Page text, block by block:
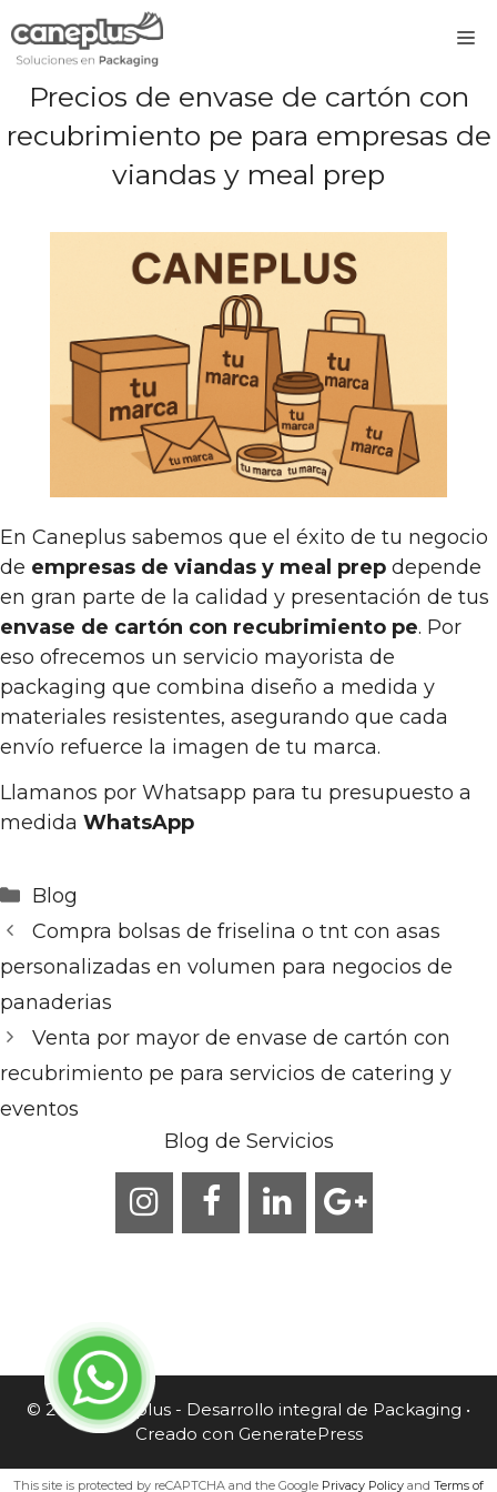
al
Precios de envase de cartón con
recubrimiento pe para empresas de
viandas y meal prep
En Caneplus sabemos que el éxito de tu negocio
de empresas de viandas y meal prep depende
en gran parte de la calidad y presentación de tus
envase de cartón con recubrimiento pe. Por
eso ofrecemos un servicio mayorista de
packaging que combina diseño a medida y
materiales resistentes, asegurando que cada
envío refuerce la imagen de tu marca.
Llamanos por Whatsapp para tu presupuesto a
medida WhatsApp
Categorías
Blog
Compra bolsas de friselina o tnt con asas
personalizadas en volumen para negocios de
panaderias
Venta por mayor de envase de cartón con
recubrimiento pe para servicios de catering y
eventos
Blog de Servicios
© 2026 Caneplus - Desarrollo integral de Packaging •
Creado con GeneratePress
This site is protected by reCAPTCHA and the Google Privacy Policy and Terms of